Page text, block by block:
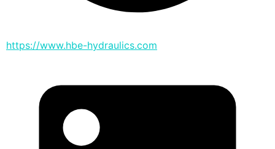
https://www.hbe-hydraulics.com